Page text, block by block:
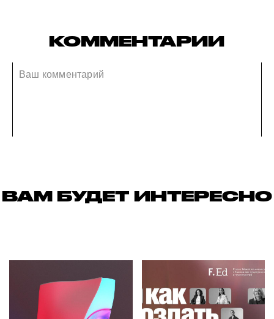
КОММЕНТАРИИ
ВАМ БУДЕТ ИНТЕРЕСНО